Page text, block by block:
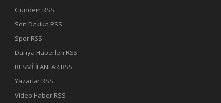
Gündem RSS
Son Dakika RSS
Spor RSS
Dünya Haberleri RSS
RESMİ İLANLAR RSS
Yazarlar RSS
Video Haber RSS